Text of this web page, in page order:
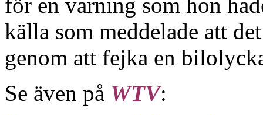
källa som meddelade att
genom att fejka en
Se även på WTV: